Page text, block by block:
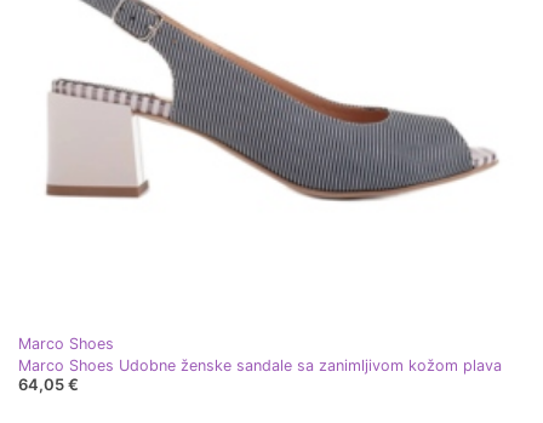
Marco Shoes
Marco Shoes Udobne ženske sandale sa zanimljivom kožom plava
64,05 €